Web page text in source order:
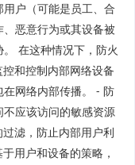
户（可能是员工、合
恶意行为或其设备被
在这种情况下，防火
和控制内部网络设备
网络内部传播。 - 防
应该访问的敏感资源
滤，防止内部用户利
用户和设备的策略，